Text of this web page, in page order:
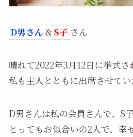
D男さん &S子 さん
晴れて2022年3月12日に挙式さ
私も主人とともに出席させてい
D男さんは私の会員さんで、S
とってもお似合いの2人で、幸